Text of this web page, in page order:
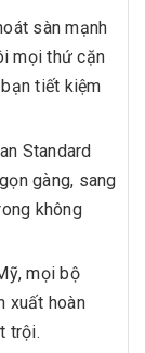
sàn mạnh
mọi thứ cặn
tiết kiệm
Standard
gàng, sang
không
mọi bộ
xuất hoàn
trội.